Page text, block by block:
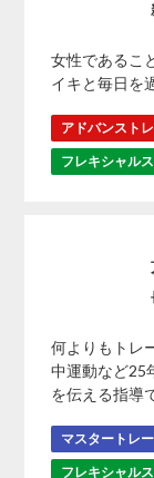
女性であるこ
イキと毎日を
アドバンスト
フレキシャル
何よりもトレ
中運動など25
を伝える指導
マスタートレ
フレキシャル